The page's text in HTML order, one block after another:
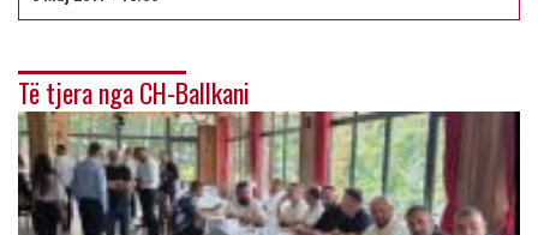
Të tjera nga CH-Ballkani